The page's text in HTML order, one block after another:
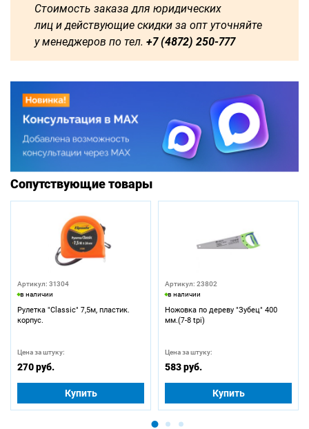
Стоимость заказа для юридических
лиц и действующие скидки за опт уточняйте
у менеджеров по тел. +7 (4872) 250-777
Сопутствующие товары
Артикул: 31304
в наличии
Рулетка "Classic" 7,5м, пластик.
корпус.
Цена за штуку:
270 руб.
Купить
Артикул: 23802
в наличии
Ножовка по дереву "Зубец" 400
мм.(7-8 tpi)
Цена за штуку:
583 руб.
Купить